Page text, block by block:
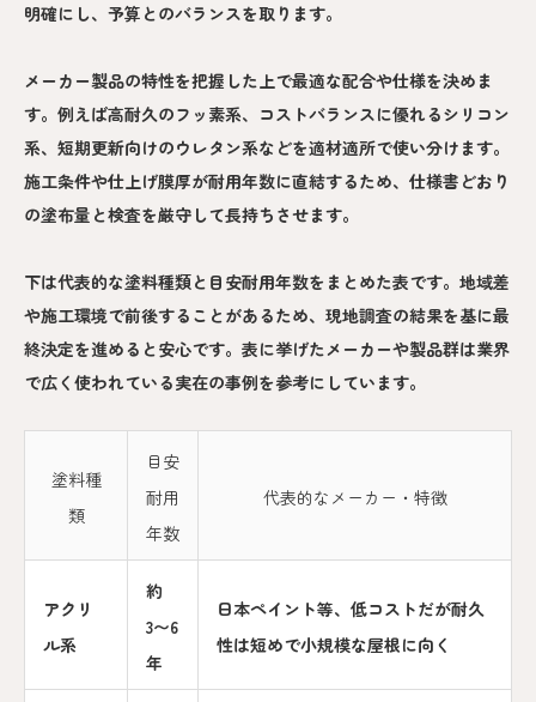
明確にし、予算とのバランスを取ります。
メーカー製品の特性を把握した上で最適な配合や仕様を決めま
す。例えば高耐久のフッ素系、コストバランスに優れるシリコン
系、短期更新向けのウレタン系などを適材適所で使い分けます。
施工条件や仕上げ膜厚が耐用年数に直結するため、仕様書どおり
の塗布量と検査を厳守して長持ちさせます。
下は代表的な塗料種類と目安耐用年数をまとめた表です。地域差
や施工環境で前後することがあるため、現地調査の結果を基に最
終決定を進めると安心です。表に挙げたメーカーや製品群は業界
で広く使われている実在の事例を参考にしています。
塗料種
類
目安
耐用
年数
代表的なメーカー・特徴
アクリ
ル系
約
3〜6
年
日本ペイント等、低コストだが耐久
性は短めで小規模な屋根に向く